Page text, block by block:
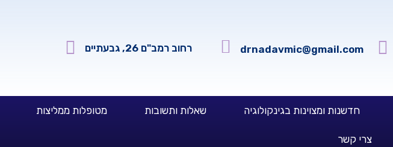
drnadavmic@gmail.com רחוב רמב"ם 26, גבעתיים
חדשנות ומצוינות בגינקולוגיה שאלות ותשובות מטופלות ממליצות
צרי קשר